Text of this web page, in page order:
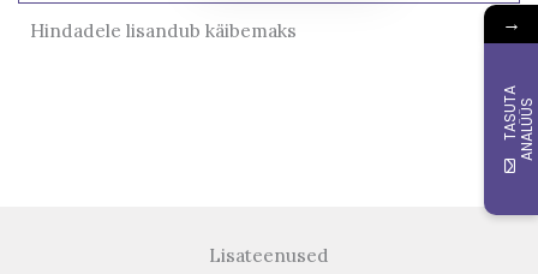
Hindadele lisandub käibemaks
Lisateenused
→
T
A
S
UT
A
A
N
A
L
Ü
ÜS